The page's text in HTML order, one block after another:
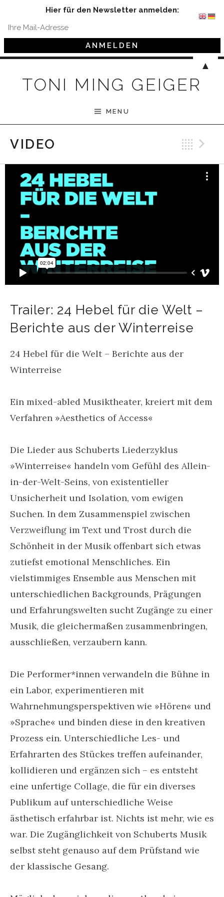
TONI MING GEIGER
MENU
VIDEO
Trailer: 24 Hebel für die Welt –
Berichte aus der Winterreise
24 Hebel für die Welt – Berichte aus der
Winterreise
Ein mixed-abled Musiktheater, kreiert mit dem
Verfahren »Aesthetics of Access«
Die Lieder aus Schuberts Liederzyklus
»Winterreise« handeln vom Gefühl des Allein-
in-der-Welt-Seins, von existentieller
Unsicherheit und Isolation, vom ewigen
Suchen. In dem Zusammenspiel zwischen
Verzweiflung im Text und Trost durch die
Schönheit in der Musik offenbart sich etwas
zutiefst emotional Menschliches. Ein
vielstimmiges Ensemble aus Menschen mit
unterschiedlichen Backgrounds, Prägungen
und Erfahrungswelten sucht Zugänge zu einer
Musik, die gleichermaßen zusammenbringen,
ausschließen, verzaubern kann.
Die Performer*innen verwandeln die Bühne in
ein Labor, experimentieren mit
Wahrnehmungsperspektiven wie »Hören« und
»Sprache« und binden diese in den kreativen
Prozess ein. Unterschiedliche Les- und
Erfahrarten des Stückes treffen aufeinander,
kollidieren und ergänzen sich – es entsteht
eine unfertige Collage, die für ein diverses
Publikum auf unterschiedliche Weise
ästhetisch erfahrbar ist. Nichts ist mehr, wie es
war. Die Zugänglichkeit von Schuberts Musik
selbst steht genauso auf dem Prüfstand wie
der klassische Gesang.
Hier für den Newsletter anmelden:
▲